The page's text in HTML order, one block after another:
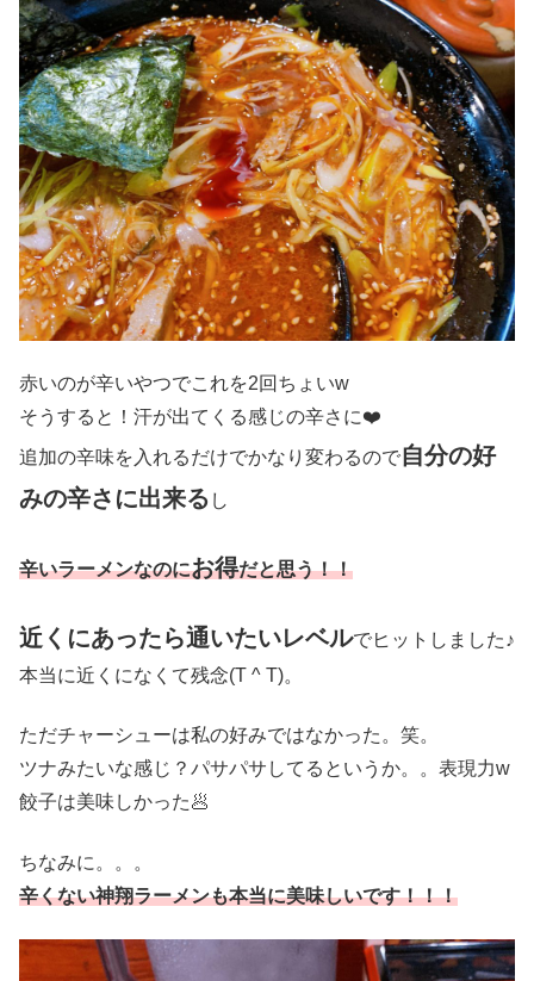
赤いのが辛いやつでこれを2回ちょいw
そうすると！汗が出てくる感じの辛さに❤️
追加の辛味を入れるだけでかなり変わるので自分の好
みの辛さに出来る し
辛いラーメンなのにお得だと思う！！
近くにあったら通いたいレベルでヒットしました♪
本当に近くになくて残念(T ^ T)。
ただチャーシューは私の好みではなかった。笑。
ツナみたいな感じ？パサパサしてるというか。。表現力w
餃子は美味しかった🥟
ちなみに。。。
辛くない神翔ラーメンも本当に美味しいです！！！